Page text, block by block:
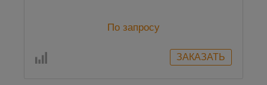
По запросу